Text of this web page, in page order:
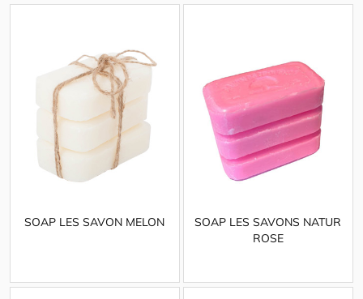
SOAP LES SAVON MELON
SOAP LES SAVONS NATUR
ROSE